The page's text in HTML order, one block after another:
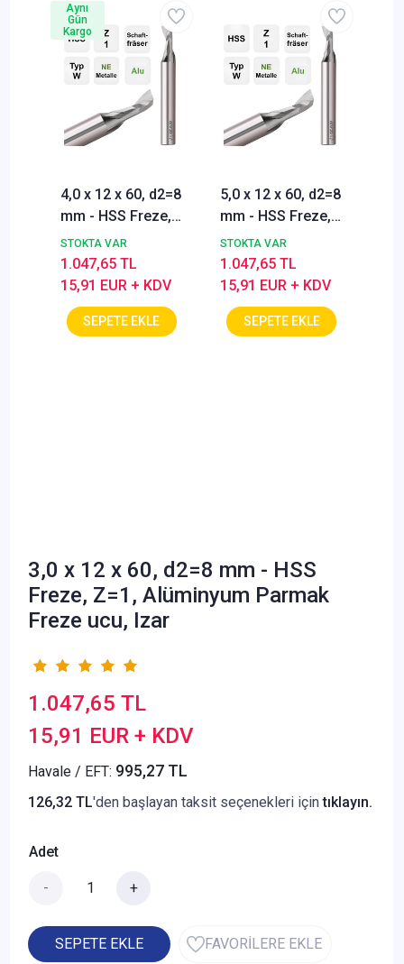
4,0 x 12 x 60, d2=8
mm - HSS Freze,
Z=1, Alüminyum
Parmak Freze
ucu, Izar
STOKTA VAR
15,91 EUR + KDV
1.047,65 TL
Aynı
Gün
Kargo
5,0 x 12 x 60, d2=8
mm - HSS Freze,
Z=1, Alüminyum
Parmak Freze
ucu, Izar
STOKTA VAR
15,91 EUR + KDV
1.047,65 TL
3,0 x 12 x 60, d2=8 mm - HSS
Freze, Z=1, Alüminyum Parmak
Freze ucu, Izar
1.047,65 TL
15,91 EUR + KDV
Havale / EFT: 995,27 TL
126,32 TL'den başlayan taksit seçenekleri içintıklayın.
Adet
- +
SEPETE EKLE FAVORİLERE EKLE